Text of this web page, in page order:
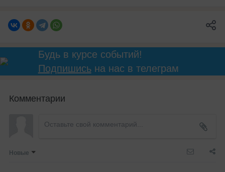
Будь в курсе событий!
Подпишисьна нас в телеграм
Комментарии
Новые